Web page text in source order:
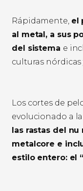
Rápidamente, el
al metal, a sus
del sistema e
culturas nórdicas
Los cortes de
evolucionado a
las rastas del
metalcore e
estilo entero: el